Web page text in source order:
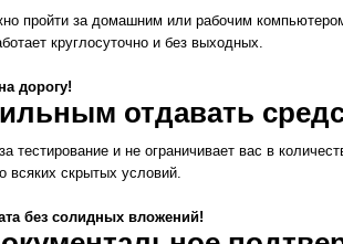
пройти за домашним или рабочим
круглосуточно и без выходных.
дорогу!
отдавать
тестирование и не ограничивает вас в
всяких скрытых условий.
без солидных вложений!